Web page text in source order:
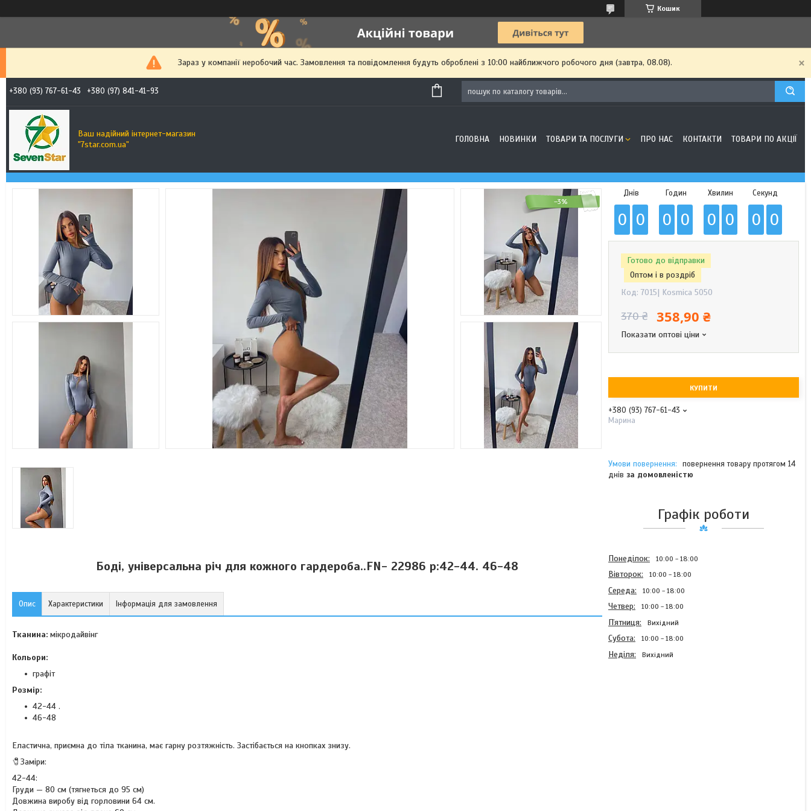
Кошик
Зараз у компанії неробочий час. Замовлення та повідомлення будуть оброблені з 10:00 найближчого робочого дня (завтра, 08.08).
+380 (93) 767-61-43 +380 (97) 841-41-93
Ваш надійний інтернет-магазин
"7star.com.ua"
ГОЛОВНА НОВИНКИ ТОВАРИ ТА ПОСЛУГИ ПРО НАС КОНТАКТИ ТОВАРИ ПО АКЦІЇ
–3%
Боді, універсальна річ для кожного гардероба..FN- 22986 р:42-44. 46-48
Опис Характеристики Інформація для замовлення
Тканина: мікродайвінг
Кольори:
графіт
Розмір:
42-44 .
46-48
Еластична, приємна до тіла тканина, має гарну розтяжність. Застібається на кнопках знизу.
🧷Заміри:
42-44:
Груди — 80 см (тягнеться до 95 см)
Довжина виробу від горловини 64 см.
Днів
0 0
Годин
0 0
Хвилин
0 0
Секунд
0 0
Готово до відправки
Оптом і в роздріб
Код: 7015| Kosmica 5050
370 ₴ 358,90 ₴
Показати оптові ціни
КУПИТИ
+380 (93) 767-61-43
Марина
повернення товару протягом 14
днів за домовленістю
Графік роботи
Понеділок 10:00 18:00
Вівторок 10:00 18:00
Середа 10:00 18:00
Четвер 10:00 18:00
Пʼятниця Вихідний
Субота 10:00 18:00
Неділя Вихідний